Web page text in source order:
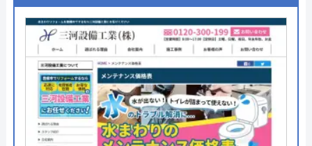
ハウスラボホームの基本情報
運営会社 株式会社ハウスラボ
代表者 勝島崇裕
創業・設立 2024年11月設立
●支払い方法 現金、クレジットカード
●累計実績 施工対応数240万件以上
●保証・保険 ―
詳細は公式HPでご確認ください
水の生活救急車がおすすめの理由